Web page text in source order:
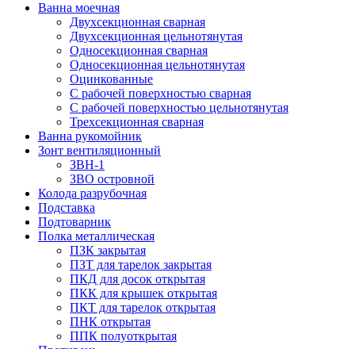
Ванна моечная
Двухсекционная сварная
Двухсекционная цельнотянутая
Односекционная сварная
Односекционная цельнотянутая
Оцинкованные
С рабочей поверхностью сварная
С рабочей поверхностью цельнотянутая
Трехсекционная сварная
Ванна рукомойник
Зонт вентиляционный
ЗВН-1
ЗВО островной
Колода разрубочная
Подставка
Подтоварник
Полка металлическая
ПЗК закрытая
ПЗТ для тарелок закрытая
ПКД для досок открытая
ПКК для крышек открытая
ПКТ для тарелок открытая
ПНК открытая
ППК полуоткрытая